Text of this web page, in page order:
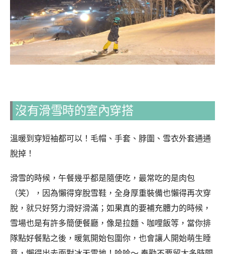
沒有滑雪時的室內穿搭
溫暖到穿短袖都可以！毛帽、手套、脖圍、雪衣外套通通
脫掉！
滑雪的時候，午餐幾乎都是隨便吃，最常吃的是肉包
（笑），因為懶得穿脫雪鞋，全身厚重裝備也懶得再次穿
脫，就只好努力滑好滑滿；如果真的要補充體力的時候，
雪場也是有許多簡便餐廳，像是拉麵、咖哩飯等，當你排
隊點好餐點之後，暖氣開始包圍你，也會讓人開始萌生睡